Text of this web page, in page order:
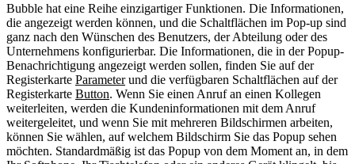
Bubble hat eine Reihe einzigartiger Funktionen. Die Informationen,
die angezeigt werden können, und die Schaltflächen im Pop-up sind
ganz nach den Wünschen des Benutzers, der Abteilung oder des
Unternehmens konfigurierbar. Die Informationen, die in der Popup-
Benachrichtigung angezeigt werden sollen, finden Sie auf der
Registerkarte Parameterund die verfügbaren Schaltflächen auf der
Registerkarte Button. Wenn Sie einen Anruf an einen Kollegen
weiterleiten, werden die Kundeninformationen mit dem Anruf
weitergeleitet, und wenn Sie mit mehreren Bildschirmen arbeiten,
können Sie wählen, auf welchem Bildschirm Sie das Popup sehen
möchten. Standardmäßig ist das Popup von dem Moment an, in dem